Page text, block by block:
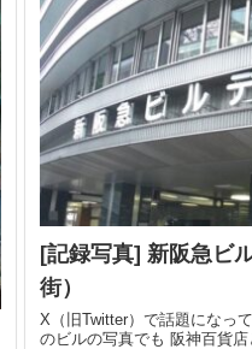
[記録写真] 新阪急ビ
街）
X（旧Twitter）で話題になっ
のビルの写真でも 阪神百貨店